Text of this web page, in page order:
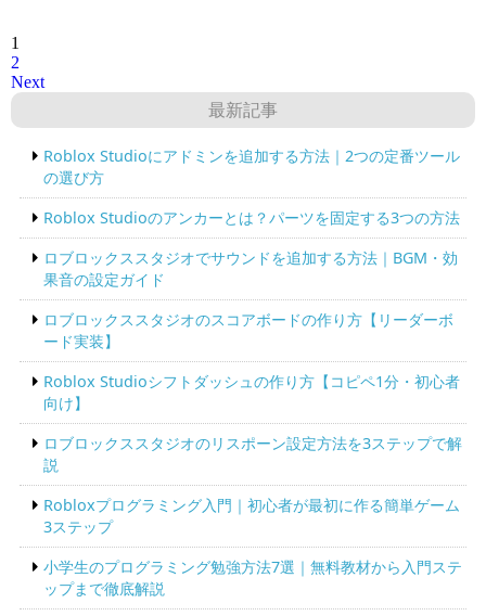
1
2
Next
最新記事
Roblox Studioにアドミンを追加する方法｜2つの定番ツール
の選び方
Roblox Studioのアンカーとは？パーツを固定する3つの方法
ロブロックススタジオでサウンドを追加する方法｜BGM・効
果音の設定ガイド
ロブロックススタジオのスコアボードの作り方【リーダーボ
ード実装】
Roblox Studioシフトダッシュの作り方【コピペ1分・初心者
向け】
ロブロックススタジオのリスポーン設定方法を3ステップで解
説
Robloxプログラミング入門｜初心者が最初に作る簡単ゲーム
3ステップ
小学生のプログラミング勉強方法7選｜無料教材から入門ステ
ップまで徹底解説